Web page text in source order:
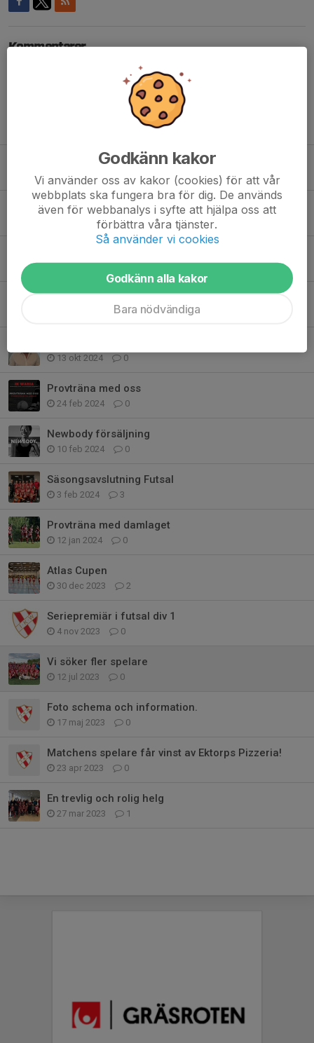
Kommentarer
Den 4/8 kör vi igång efter sommaruppehållet.
23 jul, 19:21
Inställd träning 7/4 DAM
6 apr, 15:20 0
Newbody försäljning
0
13 okt 2024 0
Provträna med oss
24 feb 2024 0
Newbody försäljning
10 feb 2024 0
Säsongsavslutning Futsal
3 feb 2024 3
Provträna med damlaget
12 jan 2024 0
Atlas Cupen
30 dec 2023 2
Seriepremiär i futsal div 1
4 nov 2023 0
Vi söker fler spelare
12 jul 2023 0
Foto schema och information.
17 maj 2023 0
Matchens spelare får vinst av Ektorps Pizzeria!
23 apr 2023 0
En trevlig och rolig helg
27 mar 2023 1
Godkänn kakor
Vi använder oss av kakor (cookies) för att vår
webbplats ska fungera bra för dig. De används
även för webbanalys i syfte att hjälpa oss att
förbättra våra tjänster.
Så använder vi cookies
Godkänn alla kakor
Bara nödvändiga